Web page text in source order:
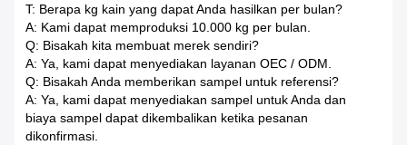
T: Berapa kg kain yang dapat Anda hasilkan per bulan?
A: Kami dapat memproduksi 10.000 kg per bulan.
Q: Bisakah kita membuat merek sendiri?
A: Ya, kami dapat menyediakan layanan OEC / ODM.
Q: Bisakah Anda memberikan sampel untuk referensi?
A: Ya, kami dapat menyediakan sampel untuk Anda dan
biaya sampel dapat dikembalikan ketika pesanan
dikonfirmasi.